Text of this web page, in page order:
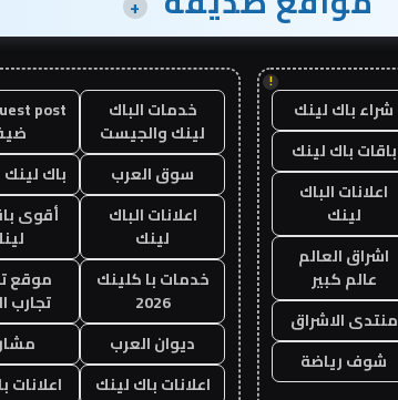
+
!
شراء باك لينك
باقات باك لينك
اعلانات الباك
لينك
اشراق العالم
عالم كبير
منتدى الاشراق
شوف رياضة
خدمات الباك
لينك والجيست
سوق العرب
باك لينك
اعلانات الباك
لينك
أقوى
خدمات با كلينك
2026
موقع
تجارب
ديوان العرب
اعلانات باك لينك
اعلانات